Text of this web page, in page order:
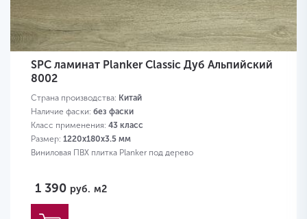
SPC ламинат Planker Classic Дуб Альпийский
8002
Страна производства: Китай
Наличие фаски: без фаски
Класс применения: 43 класс
Размер: 1220х180х3.5 мм
Виниловая ПВХ плитка Planker под дерево
1 390 руб. м2